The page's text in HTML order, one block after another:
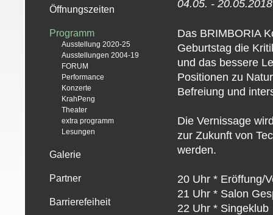
Öffnungszeiten
Programm
Ausstellung 2020-25
Ausstellungen 2004-19
FORUM
Performance
Konzerte
KrahPeng
Theater
extra programm
Lesungen
Galerie
Partner
Barrierefeiheit
04.05. -
Das BRIMBORIA
Geburtstag die
und das bessere
Positionen zu
Befreiung und
Die Vernissage
zur Zukunft von
werden.
20 Uhr * Eröffung/
21 Uhr * Salon
22 Uhr * Singeklub